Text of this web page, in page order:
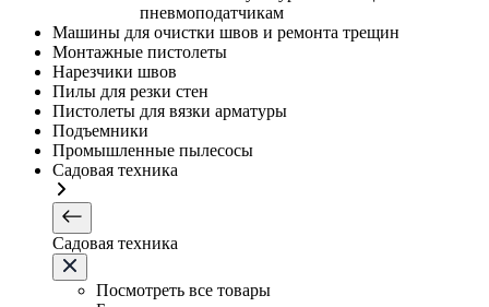
пневмоподатчикам
Машины для очистки швов и ремонта трещин
Монтажные пистолеты
Нарезчики швов
Пилы для резки стен
Пистолеты для вязки арматуры
Подъемники
Промышленные пылесосы
Садовая техника
Садовая техника
Посмотреть все товары